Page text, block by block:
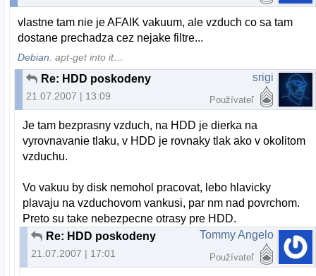
vlastne tam nie je AFAIK vakuum, ale vzduch co sa tam
dostane prechadza cez nejake filtre...
Debian. apt-get into it…
Re: HDD poskodeny
21.07.2007 | 13:09
srigi
Používateľ
Je tam bezprasny vzduch, na HDD je dierka na
vyrovnavanie tlaku, v HDD je rovnaky tlak ako v okolitom
vzduchu.
Vo vakuu by disk nemohol pracovat, lebo hlavicky
plavaju na vzduchovom vankusi, par nm nad povrchom.
Preto su take nebezpecne otrasy pre HDD.
Re: HDD poskodeny
21.07.2007 | 17:01
Tommy Angelo
Používateľ